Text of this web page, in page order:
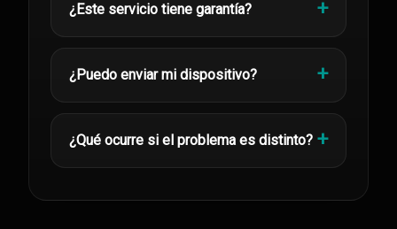
¿Este servicio tiene garantía?
¿Puedo enviar mi dispositivo?
¿Qué ocurre si el problema es distinto?